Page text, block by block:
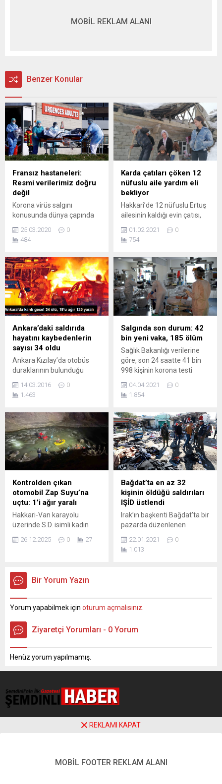
MOBİL REKLAM ALANI
Benzer Konular
Fransız hastaneleri:
Resmi verilerimiz doğru
değil
Korona virüs salgını
konusunda dünya çapında
tartışılan hasta ve ölü
sayıları konusunda
Fransa’dan çarpıcı bir
Hastaneler Federasyonu,
gerçek ölü sayısının
hükümetin resmi
verilerinden çok daha
yüksek olduğunu açıkladı.
Fransa Hastaneler
Federasyonu
Başkanı Frederic Valletoux,
Fransa’da korona
virüsünden ölenlerin
sayısının hükümetin günlük
olarak açıkladığı resmi
verilerden çok daha yüksek...
25.03.2020
0
484
Karda çatıları çöken 12
nüfuslu aile yardım eli
bekliyor
Hakkari’de 12 nüfuslu Ertuş
ailesinin kaldığı evin çatısı,
kar kütlesinin ağırlığına
dayanamayarak çöktü.
Tugay yolu üzerinde
ikamet eden Salih Ertuş’un
banka kredisi ile yaptığı
derme çatma evinin çatısı
kardan çöktü. İşsiz ve 12
nüfusu bulunan Salih Ertuş,
evin çatısını onarmak için
ilgili kurumlar ve hayırsever
vatandaşların desteğini...
01.02.2021
0
754
Ankara’daki saldırıda
hayatını kaybedenlerin
sayısı 34 oldu
Ankara Kızılay’da otobüs
duraklarının bulunduğu
noktada meydana gelen
patlamada 34 kişi yaşamını
Başkent Ankara’da
Kızılay’da 18.45’te büyük bir
patlama meydana geldi.
Kentin merkezinde yaşanan
patlama, Güvenpark’ta
otobüs duraklarının olduğu
bölgede, çevik kuvvet
polislerinin asayişi sağlamak
için bulunduğu yere de yakın
bir noktada gerçekleşti.
İçişleri...
14.03.2016
0
1.463
Salgında son durum: 42
bin yeni vaka, 185 ölüm
Sağlık Bakanlığı verilerine
göre, son 24 saatte 41 bin
998 kişinin korona testi
etti. Toplam vaka sayısı 3
milyon 487 bin 50’ye, can
Türkiye’de korona virüsü
salgınına ilişkin günlük resmi
veriler açıklandı. Buna göre
son 24 saatte 246 bin 210...
04.04.2021
0
1.854
Kontrolden çıkan
otomobil Zap Suyu’na
uçtu: 1’i ağır yaralı
Hakkari-Van karayolu
üzerinde S.D. isimli kadın
sürücü, henüz
belirlenemeyen bir nedenle
Suyu’na düştü. Olay gece
saatlerinde Hakkari girişinde
Seyir Kafe otoparkından
çıkan S.D. isimli kadın
sürücü, henüz
belirlenemeyen bir nedenle
kaybederek uçurumdan Zap
Suyu’na düştü. İhbar
üzerine olay yerine...
26.12.2025 0 27
Bağdat’ta en az 32
kişinin öldüğü saldırıları
IŞİD üstlendi
Irak’ın başkenti Bağdat’ta bir
pazarda düzenlenen
bombalı saldırıları IŞİD
üstlendi. Duyuru, IŞİD’in
yayın organı Amaq
kaydedildi. Irak’ın başkenti
intihar saldırısında ölü sayısı
22.01.2021
0
1.013
Bir Yorum Yazın
Yorum yapabilmek için oturum açmalısınız.
Ziyaretçi Yorumları - 0 Yorum
Henüz yorum yapılmamış.
REKLAMI KAPAT
MOBİL FOOTER REKLAM ALANI